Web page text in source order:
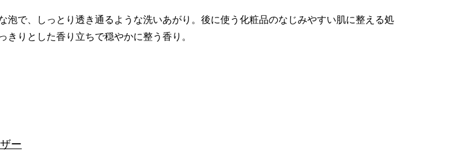
泡で、しっとり透き通るような洗いあがり。後に使う化粧品のなじみやすい肌に整える処
きりとした香り立ちで穏やかに整う香り。
ー